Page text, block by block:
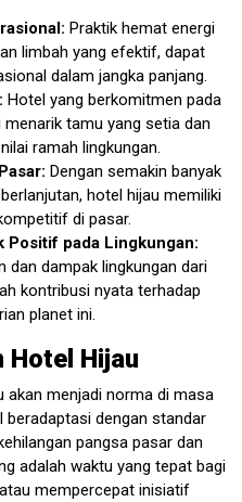
Praktik hemat energi
limbah yang efektif, dapat
dalam jangka panjang.
Hotel yang berkomitmen pada
tamu yang setia dan
ramah lingkungan.
Dengan semakin banyak
hotel hijau memiliki
di pasar.
Positif pada Lingkungan:
dan dampak lingkungan dari
kontribusi nyata terhadap
planet ini.
Hotel Hijau
akan menjadi norma di masa
beradaptasi dengan standar
pangsa pasar dan
adalah waktu yang tepat bagi
mempercepat inisiatif